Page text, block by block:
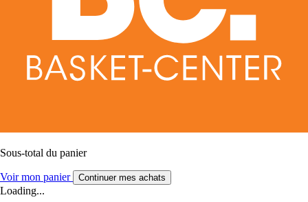
Sous-total du panier
Voir mon panier Continuer mes achats
Loading...